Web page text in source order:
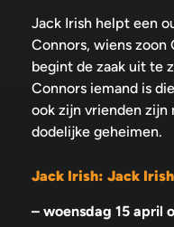
Jack Irish helpt een
Connors, wiens zoon
begint de zaak uit te
Connors iemand is
ook zijn vrienden zijn
dodelijke geheimen.
Jack Irish: Jack
– woensdag 15 april